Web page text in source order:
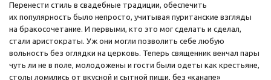
Перенести стиль в свадебные традиции, обеспечить
их популярность было непросто, учитывая пуританские взгляды
на бракосочетание. И первыми, кто это мог сделать и сделал,
стали аристократы. Уж они могли позволить себе любую
вольность без оглядки на церковь. Теперь священник венчал пары
чуть ли не в поле, молодожены и гости были одеты как крестьяне,
столы ломились от вкусной и сытной пищи, без «канапе»